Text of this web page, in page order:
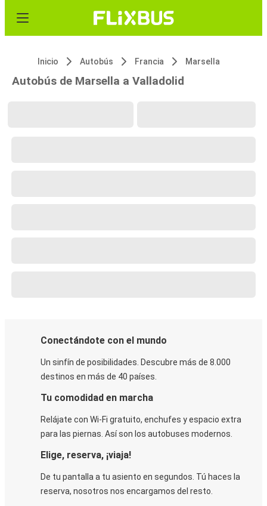
Inicio Autobús Francia Marsella
Autobús de Marsella a Valladolid
Conectándote con el mundo
Un sinfín de posibilidades. Descubre más de 8.000
destinos en más de 40 países.
Tu comodidad en marcha
Relájate con Wi-Fi gratuito, enchufes y espacio extra
para las piernas. Así son los autobuses modernos.
Elige, reserva, ¡viaja!
De tu pantalla a tu asiento en segundos. Tú haces la
reserva, nosotros nos encargamos del resto.